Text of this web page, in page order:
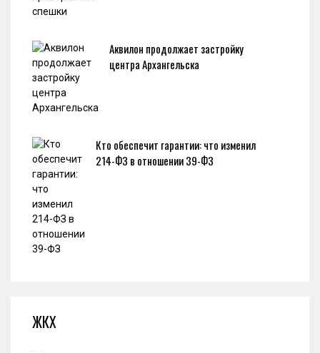
Аквилон продолжает застройку
центра Архангельска
Кто обеспечит гарантии: что изменил
214-ФЗ в отношении 39-ФЗ
ЖКХ